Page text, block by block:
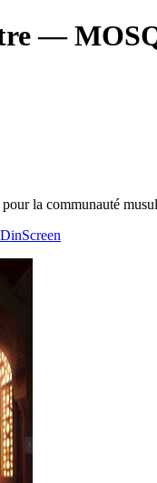
—
la communauté
DinScreen